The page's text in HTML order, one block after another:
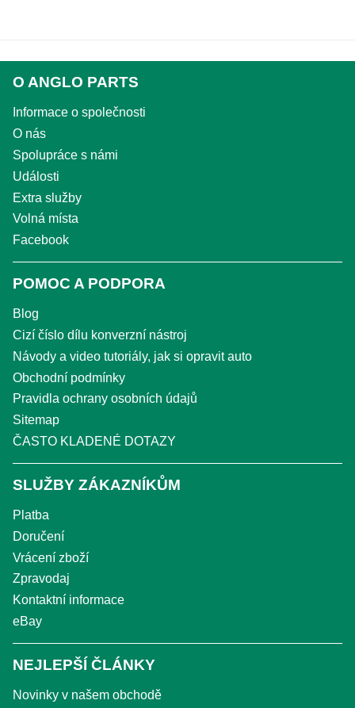
O ANGLO PARTS
Informace o společnosti
O nás
Spolupráce s námi
Události
Extra služby
Volná místa
Facebook
POMOC A PODPORA
Blog
Cizí číslo dílu konverzní nástroj
Návody a video tutoriály, jak si opravit auto
Obchodní podmínky
Pravidla ochrany osobních údajů
Sitemap
ČASTO KLADENÉ DOTAZY
SLUŽBY ZÁKAZNÍKŮM
Platba
Doručení
Vrácení zboží
Zpravodaj
Kontaktní informace
eBay
NEJLEPŠÍ ČLÁNKY
Novinky v našem obchodě